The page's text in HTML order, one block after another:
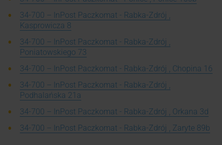
34-700 – InPost Paczkomat - Rabka-Zdrój ,
Kasprowicza 8
34-700 – InPost Paczkomat - Rabka-Zdrój ,
Poniatowskiego 73
34-700 – InPost Paczkomat - Rabka-Zdrój , Chopina 16
34-700 – InPost Paczkomat - Rabka-Zdrój ,
Podhalańska 21a
34-700 – InPost Paczkomat - Rabka-Zdrój , Orkana 3d
34-700 – InPost Paczkomat - Rabka-Zdrój , Zaryte 89b